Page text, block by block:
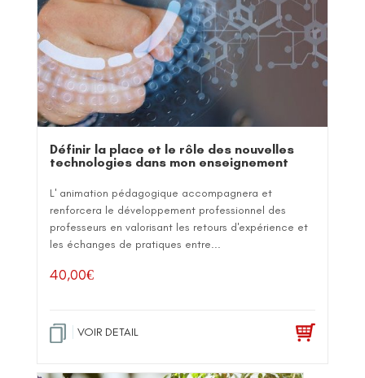
Définir la place et le rôle des nouvelles
technologies dans mon enseignement
L' animation pédagogique accompagnera et
renforcera le développement professionnel des
professeurs en valorisant les retours d'expérience et
les échanges de pratiques entre...
40,00€
VOIR DETAIL